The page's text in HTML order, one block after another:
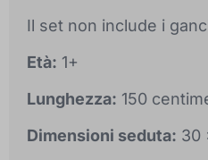
Il set non include i
Età: 1+
Lunghezza: 150
Dimensioni seduta: 30